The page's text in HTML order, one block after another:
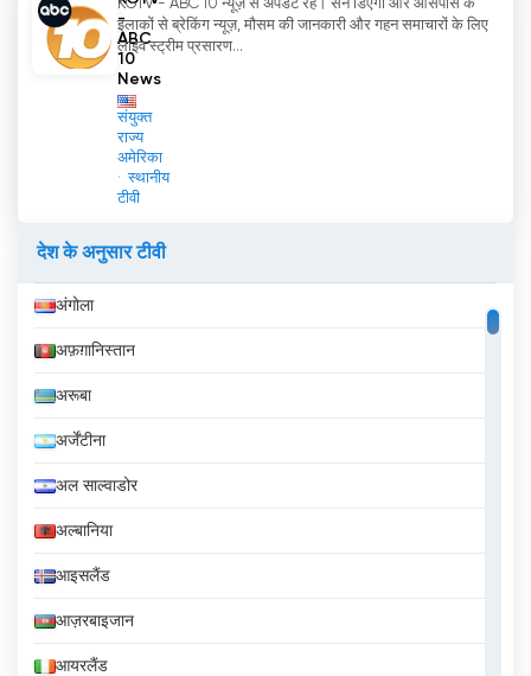
NNT2 - Newport News TV online अब
ऑनलाइन लाइव स्ट्रीमिंग देखें
-
ABC
10
News
संयुक्त
राज्य
अमेरिका
स्थानीय
टीवी
KGTV - ABC 10 न्यूज़ से अपडेट रहें। सैन डिएगो और आसपास के
इलाकों से ब्रेकिंग न्यूज़, मौसम की जानकारी और गहन समाचारों के लिए
लाइव स्ट्रीम प्रसारण...
देश के अनुसार टीवी
अंगोला
अफ़ग़ानिस्तान
अरूबा
अर्जेंटीना
अल साल्वाडोर
अल्बानिया
आइसलैंड
आज़रबाइजान
आयरलैंड